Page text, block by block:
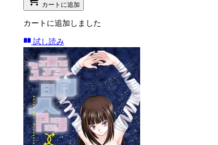
カートに追加
カートに追加しました
試し読み